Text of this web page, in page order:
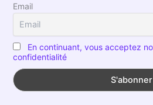
Email
En continuant, vous acceptez
confidentialité